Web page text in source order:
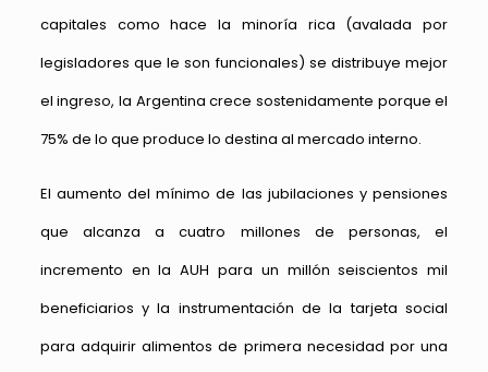
capitales como hace la minoría rica (avalada por
legisladores que le son funcionales) se distribuye mejor
el ingreso, la Argentina crece sostenidamente porque el
75% de lo que produce lo destina al mercado interno.
El aumento del mínimo de las jubilaciones y pensiones
que alcanza a cuatro millones de personas, el
incremento en la AUH para un millón seiscientos mil
beneficiarios y la instrumentación de la tarjeta social
para adquirir alimentos de primera necesidad por una